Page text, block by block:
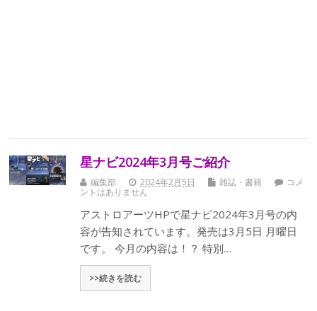
星ナビ2024年3月号ご紹介
編集部 2024年2月5日 雑誌・書籍
コメ
ントはありません
アストロアーツHPで星ナビ2024年3月号の内
容が告知されています。発売は3月5日 月曜日
です。 今月の内容は！？ 特別…
>>続きを読む